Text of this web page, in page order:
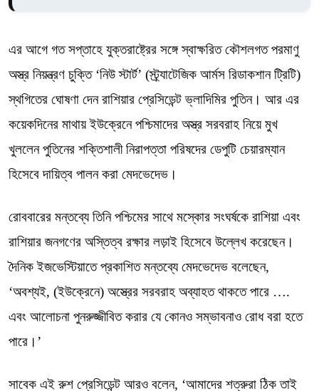
এর আগে গত সপ্তাহে যুক্তরাষ্ট্রের সঙ্গে স্বাক্ষরিত কৌশলগত পরমাণু
অস্ত্র নিয়ন্ত্রণ চুক্তি ‘নিউ স্টার্ট’ (স্ট্র্যাটেজিক আর্মস রিডাকশান ট্রিটি)
স্থগিতের ঘোষণা দেন রাশিয়ার প্রেসিডেন্ট ভ্লাদিমির পুতিন। আর এর
কয়েকদিনের মাথায় ইউক্রেনে পশ্চিমাদের অস্ত্র সরবরাহ নিয়ে মুখ
খুললেন পুতিনের শক্তিশালী নিরাপত্তা পরিষদের ডেপুটি চেয়ারম্যান
হিসেবে দায়িত্ব পালন করা মেদভেদেভ।
রোববারের মন্তব্যে তিনি পশ্চিমের সাথে মস্কোর সংঘর্ষকে রাশিয়া এবং
রাশিয়ার জনগণের অস্তিত্ব রক্ষার লড়াই হিসেবে উল্লেখ করেছেন।
দৈনিক ইজভেস্টিয়াতে প্রকাশিত মন্তব্যে মেদভেদেভ বলেছেন,
‘অবশ্যই, (ইউক্রেনে) অস্ত্রের সরবরাহ অব্যাহত থাকতে পারে ….
এবং আলোচনা পুনরুজ্জীবিত করার যে কোনও সম্ভাবনাও রোধ বরা হতে
পারে।’
সাবেক এই রুশ প্রেসিডেন্ট আরও বলেন, ‘আমাদের শত্রুরা ঠিক তাই